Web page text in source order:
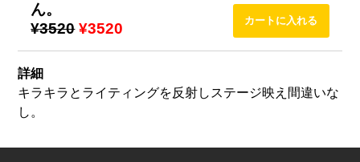
ん。
¥3520 ¥3520
詳細
キラキラとライティングを反射しステージ映え間違いな
し。